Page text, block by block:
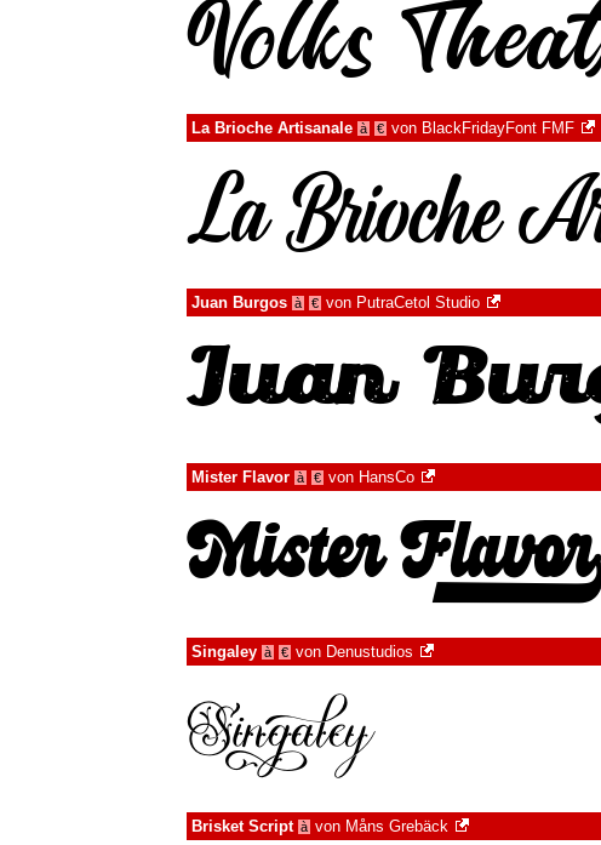
La Brioche Artisanale à € von BlackFridayFont FMF
Juan Burgos à € von PutraCetol Studio
Mister Flavor à € von HansCo
Singaley à € von Denustudios
Brisket Script à von Måns Grebäck